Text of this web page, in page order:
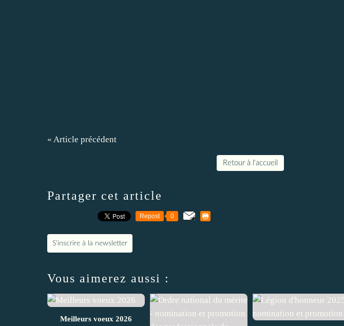
« Article précédent
Retour à l'accueil
Partager cet article
Repost 0
S'inscrire à la newsletter
Vous aimerez aussi :
Meilleurs voeux 2026